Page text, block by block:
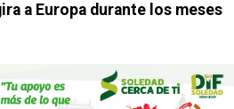
a Europa durante los meses